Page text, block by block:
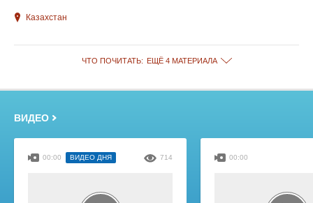
Казахстан
ЧТО ПОЧИТАТЬ: ЕЩЁ 4 МАТЕРИАЛА
ВИДЕО
00:00 ВИДЕО ДНЯ 714 00:00